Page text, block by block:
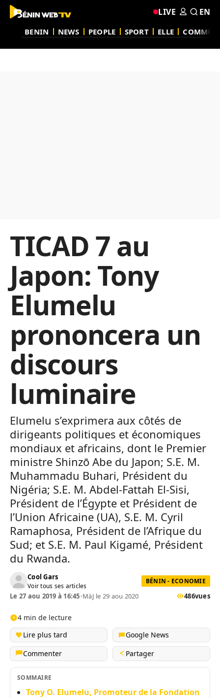
BENIN NEWS PEOPLE SPORT ELLE
LIVE EN
TICAD 7 au
Japon: Tony
Elumelu
prononcera un
discours
luminaire
Elumelu s’exprimera aux côtés de
dirigeants politiques et économiques
mondiaux et africains, dont le Premier
ministre Shinzō Abe du Japon; S.E. M.
Muhammadu Buhari, Président du
Nigéria; S.E. M. Abdel-Fattah El-Sisi,
Président de l’Égypte et Président de
l’Union Africaine (UA), S.E. M. Cyril
Ramaphosa, Président de l’Afrique du
Sud; et S.E. M. Paul Kigamé, Président
du Rwanda.
Cool Gars
Voir tous ses articles
BÉNIN - ECONOMIE
Le 27 aou 2019 à 16:45•MàJ le 29 aou 2020 486vues
4 min de lecture
Lire plus tard
Google News
Commenter
Partager
SOMMAIRE
Tony O. Elumelu, Promoteur de la Fondation